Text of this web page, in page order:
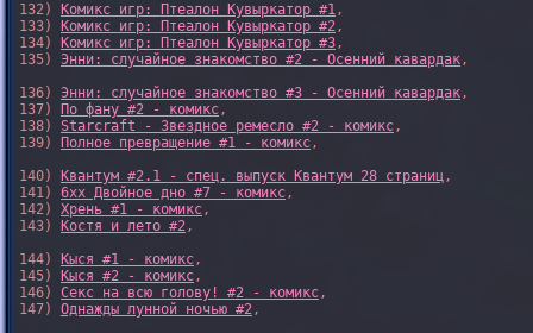
132)
Комикс игр: Птеалон Кувыркатор #1,
133)
Комикс игр: Птеалон Кувыркатор #2,
134)
Комикс игр: Птеалон Кувыркатор #3,
135) Энни: случайное знакомство #2 - Осенний кавардак,
136) Энни: случайное знакомство #3 - Осенний кавардак,
137)
По фану #2 - комикс,
138) Starcraft - Звездное ремесло #2 - комикс,
139)
Полное превращение #1 - комикс,
140)
Квантум #2.1 - спец. выпуск Квантум 28 страниц,
141) 6xx Двойное дно #7 - комикс,
142) Хрень #1 - комикс,
143)
Костя и лето #2,
144)
Кыся #1 - комикс,
145)
Кыся #2 - комикс,
146) Секс на всю голову! #2 - комикс,
147) Однажды лунной ночью #2,